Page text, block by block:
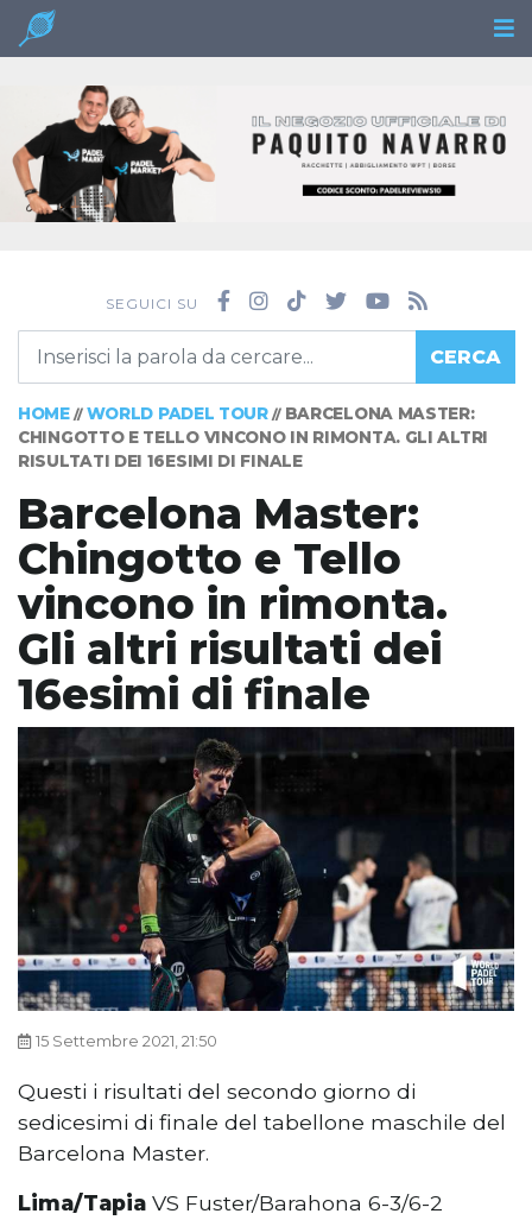
SEGUICI SU
CERCA
HOME// WORLD PADEL TOUR// BARCELONA MASTER:
CHINGOTTO E TELLO VINCONO IN RIMONTA. GLI ALTRI
RISULTATI DEI 16ESIMI DI FINALE
Barcelona Master:
Chingotto e Tello
vincono in rimonta.
Gli altri risultati dei
16esimi di finale
15 Settembre 2021, 21:50
Questi i risultati del secondo giorno di
sedicesimi di finale del tabellone maschile del
Barcelona Master.
Lima/Tapia VS Fuster/Barahona 6-3/6-2